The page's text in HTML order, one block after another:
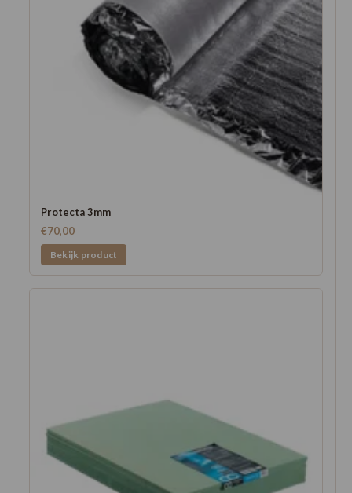
Protecta 3mm
€70,00
Bekijk product